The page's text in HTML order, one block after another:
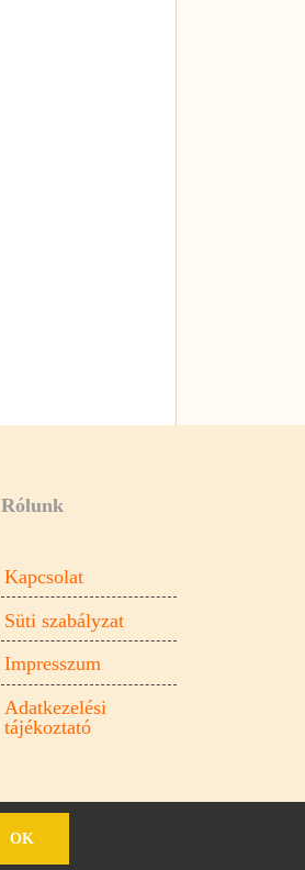
Rólunk
Kapcsolat
Süti szabályzat
Impresszum
Adatkezelési
tájékoztató
OK